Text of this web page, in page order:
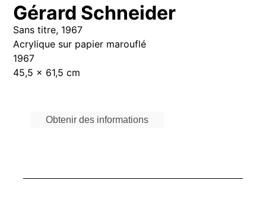
Gérard Schneider
Sans titre, 1967
Acrylique sur papier marouflé
1967
45,5 x 61,5 cm
Obtenir des informations